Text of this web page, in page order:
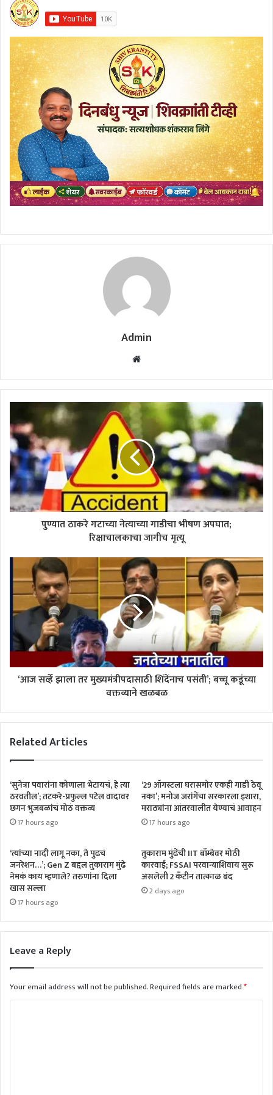
Admin
Website
पुण्यात ठाकरे गटाच्या नेत्याच्या गाडीचा भीषण अपघात;
रिक्षाचालकाचा जागीच मृत्यू
‘आज सर्व्हे झाला तर मुख्यमंत्रीपदासाठी शिंदेंनाच पसंती’; बच्चू कडूंच्या
वक्तव्याने खळबळ
Related Articles
‘सुनेत्रा पवारांना कोणाला भेटायचं, हे त्या
ठरवतील’; तटकरे-प्रफुल्ल पटेल वादावर
छगन भुजबळांचं मोठं वक्तव्य
17 hours ago
‘29 ऑगस्टला घरासमोर एकही गाडी ठेवू
नका’; मनोज जरांगेंचा सरकारला इशारा,
मराठ्यांना आंतरवालीत येण्याचं आवाहन
17 hours ago
‘त्यांच्या नादी लागू नका, ते पुढचं
जनरेशन…’; Gen Z बद्दल तुकाराम मुंढे
नेमकं काय म्हणाले? तरुणांना दिला
खास सल्ला
17 hours ago
तुकाराम मुंढेंची IIT बॉम्बेवर मोठी
कारवाई; FSSAI परवान्याशिवाय सुरू
असलेली 2 कँटीन तात्काळ बंद
2 days ago
Leave a Reply
Your email address will not be published.Required fields are marked*